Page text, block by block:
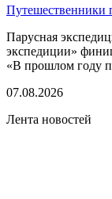
Путешественники
Парусная
экспедиции»
«В прошлом году
07.08.2026
Лента новостей